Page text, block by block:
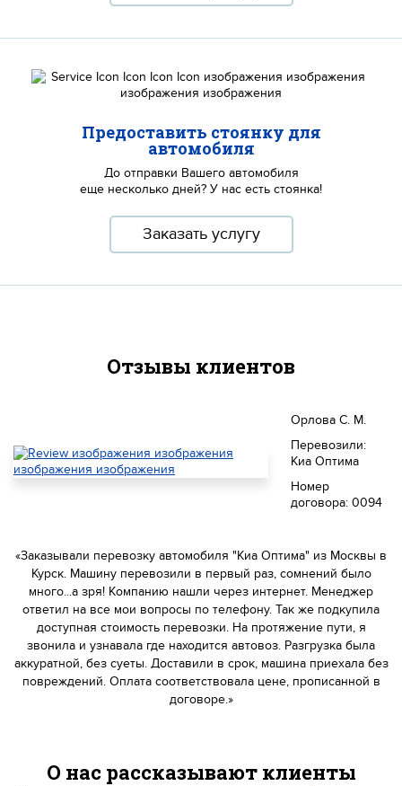
Предоставить стоянку для
автомобиля
До отправки Вашего автомобиля
еще несколько дней? У нас есть стоянка!
Заказать услугу
Отзывы клиентов
Орлова С. М.
Перевозили:
Киа Оптима
Номер
договора: 0094
«Заказывали перевозку автомобиля "Киа Оптима" из Москвы в
Курск. Машину перевозили в первый раз, сомнений было
много...а зря! Компанию нашли через интернет. Менеджер
ответил на все мои вопросы по телефону. Так же подкупила
доступная стоимость перевозки. На протяжение пути, я
звонила и узнавала где находится автовоз. Разгрузка была
аккуратной, без суеты. Доставили в срок, машина приехала без
повреждений. Оплата соответствовала цене, прописанной в
договоре.»
О нас рассказывают клиенты